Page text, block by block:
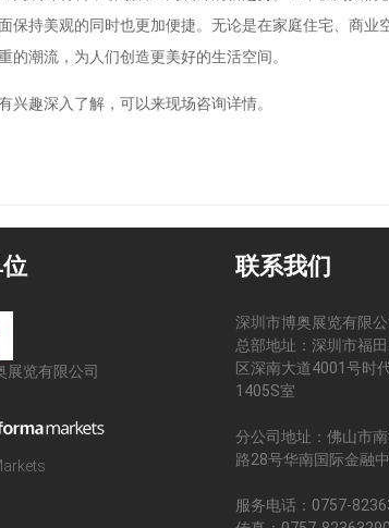
保持美观的同时也更加便捷。无论是在家庭住宅、商
潮流，为人们创造更美好的生活空间。
趣深入了解，可以来现场咨询详情。
展览有限公司
联系我们
深圳市博奥展览有限公
总部地址：深圳市福
区深南大道4001号时
1405S室
分公司地址：佛山市
路28号华南国际金融
服务电话：0757-